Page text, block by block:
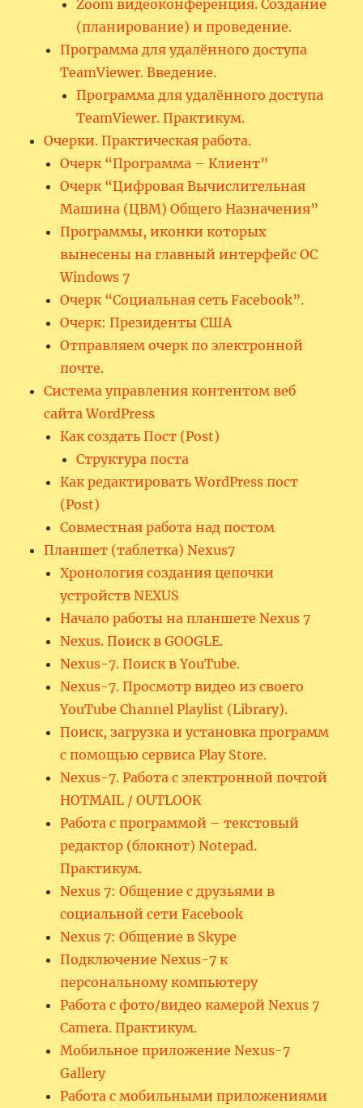
Zoom видеоконференция. Создание
(планирование) и проведение.
Программа для удалённого доступа
TeamViewer. Введение.
Программа для удалённого доступа
TeamViewer. Практикум.
Очерки. Практическая работа.
Очерк “Программа – Клиент”
Очерк “Цифровая Вычислительная
Машина (ЦВМ) Общего Назначения”
Программы, иконки которых
вынесены на главный интерфейс ОС
Windows 7
Очерк “Социальная сеть Facebook”.
Очерк: Президенты США
Отправляем очерк по электронной
почте.
Система управления контентом веб
сайта WordPress
Как создать Пост (Post)
Структура поста
Как редактировать WordPress пост
(Post)
Совместная работа над постом
Планшет (таблетка) Nexus7
Хронология создания цепочки
устройств NEXUS
Начало работы на планшете Nexus 7
Nexus. Поиск в GOOGLE.
Nexus-7. Поиск в YouTube.
Nexus-7. Просмотр видео из своего
YouTube Channel Playlist (Library).
Поиск, загрузка и установка программ
с помощью сервиса Play Store.
Nexus-7. Работа с электронной почтой
HOTMAIL / OUTLOOK
Работа с программой – текстовый
редактор (блокнот) Notepad.
Практикум.
Nexus 7: Общение с друзьями в
социальной сети Facebook
Nexus 7: Общение в Skype
Подключение Nexus-7 к
персональному компьютеру
Работа с фото/видео камерой Nexus 7
Camera. Практикум.
Мобильное приложение Nexus-7
Gallery
Работа с мобильными приложениями